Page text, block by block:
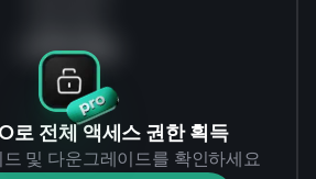
로 전체 액세스 권한 획득
및 다운그레이드를 확인하세요
데이터 없음